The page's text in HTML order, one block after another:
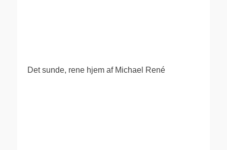
Det sunde, rene hjem af Michael René